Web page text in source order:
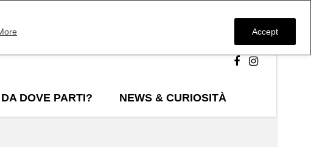
Accept
DA DOVE PARTI? NEWS & CURIOSITÀ